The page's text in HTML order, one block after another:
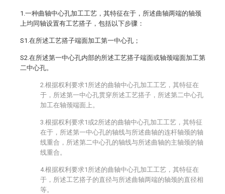
1.一种曲轴中心孔加工工艺，其特征在于，所述曲轴两端的轴颈
上均同轴设置有工艺搭子，包括以下步骤：
S1.在所述工艺搭子端面加工第一中心孔；
S2.在所述第一中心孔内部的所述工艺搭子端面或轴颈端面加工第
二中心孔。
2.根据权利要求1所述的曲轴中心孔加工工艺，其特征在
于，所述第一中心孔贯穿所述工艺搭子，所述第二中心孔
加工在轴颈端面上。
3.根据权利要求1或2所述的曲轴中心孔加工工艺，其特征
在于，所述第一中心孔的轴线与所述曲轴的连杆轴颈的轴
线重合，所述第二中心孔的轴线与所述曲轴的主轴颈的轴
线重合。
4.根据权利要求1所述的曲轴中心孔加工工艺，其特征在
于，所述工艺搭子的直径与所述曲轴两端的轴颈的直径相
等。